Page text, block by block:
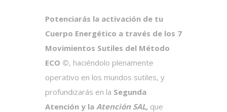
Potenciarás la activación de tu
Cuerpo Energético a través de los 7
Movimientos Sutiles del Método
ECO ©, haciéndolo plenamente
operativo en los mundos sutiles, y
profundizarás en la Segunda
Atención y la Atención SAL, que